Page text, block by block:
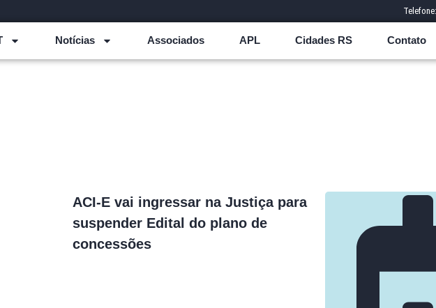
Notícias Associados APL Cidades RS Contato
ACI-E vai ingressar na Justiça para
suspender Edital do plano de
concessões